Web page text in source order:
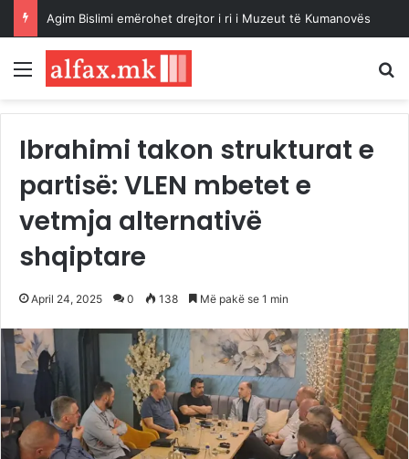
Agim Bislimi emërohet drejtor i ri i Muzeut të Kumanovës
Menu
Ibrahimi takon strukturat e
partisë: VLEN mbetet e
vetmja alternativë
shqiptare
April 24, 2025 0 138 Më pakë se 1 min